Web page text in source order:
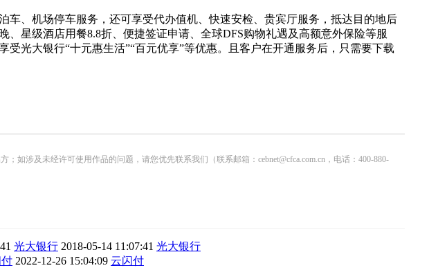
、机场停车服务，还可享受代办值机、快速安检、贵宾厅服务，抵达目的地后
星级酒店用餐8.8折、便捷签证申请、全球DFS购物礼遇及高额意外保险等服
光大银行“十元惠生活”“百元优享”等优惠。且客户在开通服务后，只需要下载
如涉及未经许可使用作品的问题，请您优先联系我们（联系邮箱：cebnet@cfca.com.cn，电话：400-880-
光大银行 2018-05-14 11:07:41 光大银行
2022-12-26 15:04:09 云闪付